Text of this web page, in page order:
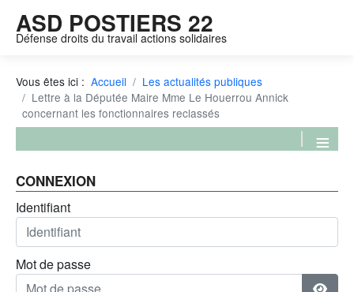
ASD POSTIERS 22
Défense droits du travail actions solidaires
Vous êtes ici : Accueil
Les actualités publiques
Lettre à la Députée Maire Mme Le Houerrou Annick
concernant les fonctionnaires reclassés
≡
CONNEXION
Identifiant
Mot de passe